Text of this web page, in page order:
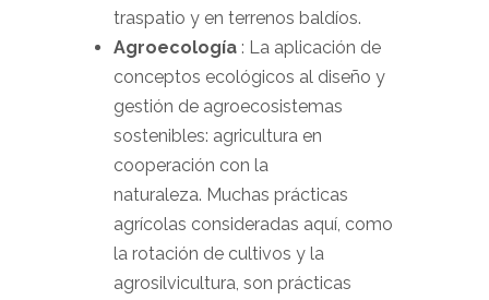
traspatio y en terrenos baldíos.
Agroecología : La aplicación de
conceptos ecológicos al diseño y
gestión de agroecosistemas
sostenibles: agricultura en
cooperación con la
naturaleza. Muchas prácticas
agrícolas consideradas aquí, como
la rotación de cultivos y la
agrosilvicultura, son prácticas